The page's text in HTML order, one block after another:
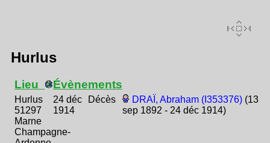
Hurlus
Lieu
Hurlus
51297
Marne
Champagne-
Évènements
24 déc
1914
Décès DRAÏ, Abraham (I353376) (13
sep 1892 - 24 déc 1914)